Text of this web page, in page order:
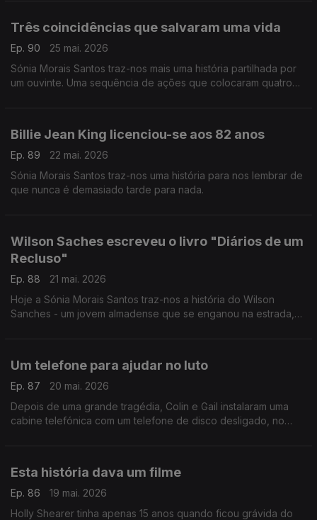
Três coincidências que salvaram uma vida
Ep. 90
25 mai. 2026
Sónia Morais Santos traz-nos mais uma história partilhada por
um ouvinte. Uma sequência de ações que colocaram quatro
Billie Jean King licenciou-se aos 82 anos
Ep. 89
22 mai. 2026
Sónia Morais Santos traz-nos uma história para nos lembrar de
que nunca é demasiado tarde para nada.
Wilson Saches escreveu o livro "Diários de um
Recluso"
Ep. 88
21 mai. 2026
Hoje a Sónia Morais Santos traz-nos a história do Wilson
Sanches - um jovem almadense que se enganou na estrada,
Um telefone para ajudar no luto
Ep. 87
20 mai. 2026
Depois de uma grande tragédia, Colin e Gail instalaram uma
cabine telefónica com um telefone de disco desligado, no
Esta história dava um filme
Ep. 86
19 mai. 2026
Holly Shearer tinha apenas 15 anos quando ficou grávida do